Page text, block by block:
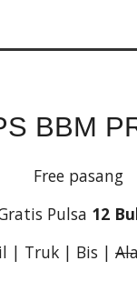
BBM
Free pasang
Pulsa 12
| Truk | Bis |